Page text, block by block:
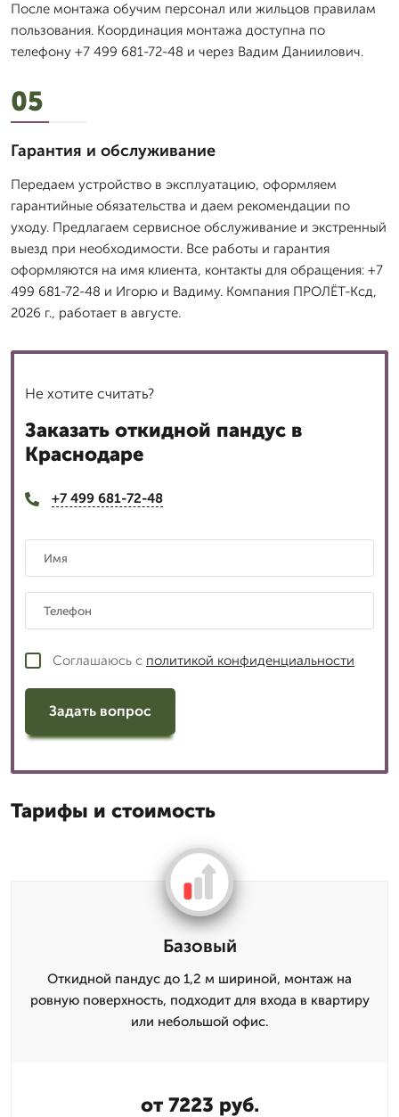
После монтажа обучим персонал или жильцов правилам
пользования. Координация монтажа доступна по
телефону +7 499 681-72-48 и через Вадим Даниилович.
05
Гарантия и обслуживание
Передаем устройство в эксплуатацию, оформляем
гарантийные обязательства и даем рекомендации по
уходу. Предлагаем сервисное обслуживание и экстренный
выезд при необходимости. Все работы и гарантия
оформляются на имя клиента, контакты для обращения: +7
499 681-72-48 и Игорю и Вадиму. Компания ПРОЛЁТ-Ксд,
2026 г., работает в августе.
Не хотите считать?
Заказать откидной пандус в
Краснодаре
+7 499 681-72-48
Соглашаюсь с политикой конфиденциальности
Задать вопрос
Тарифы и стоимость
Базовый
Откидной пандус до 1,2 м шириной, монтаж на
ровную поверхность, подходит для входа в квартиру
или небольшой офис.
от 7223 руб.